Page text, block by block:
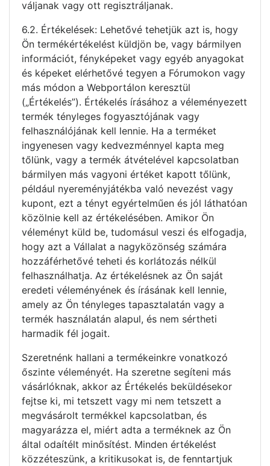
váljanak vagy ott regisztráljanak.
6.2. Értékelések: Lehetővé tehetjük azt is, hogy
Ön termékértékelést küldjön be, vagy bármilyen
információt, fényképeket vagy egyéb anyagokat
és képeket elérhetővé tegyen a Fórumokon vagy
más módon a Webportálon keresztül
(„Értékelés”). Értékelés írásához a véleményezett
termék tényleges fogyasztójának vagy
felhasználójának kell lennie. Ha a terméket
ingyenesen vagy kedvezménnyel kapta meg
tőlünk, vagy a termék átvételével kapcsolatban
bármilyen más vagyoni értéket kapott tőlünk,
például nyereményjátékba való nevezést vagy
kupont, ezt a tényt egyértelműen és jól láthatóan
közölnie kell az értékelésében. Amikor Ön
véleményt küld be, tudomásul veszi és elfogadja,
hogy azt a Vállalat a nagyközönség számára
hozzáférhetővé teheti és korlátozás nélkül
felhasználhatja. Az értékelésnek az Ön saját
eredeti véleményének és írásának kell lennie,
amely az Ön tényleges tapasztalatán vagy a
termék használatán alapul, és nem sértheti
harmadik fél jogait.
Szeretnénk hallani a termékeinkre vonatkozó
őszinte véleményét. Ha szeretne segíteni más
vásárlóknak, akkor az Értékelés beküldésekor
fejtse ki, mi tetszett vagy mi nem tetszett a
megvásárolt termékkel kapcsolatban, és
magyarázza el, miért adta a terméknek az Ön
által odaítélt minősítést. Minden értékelést
közzéteszünk, a kritikusokat is, de fenntartjuk